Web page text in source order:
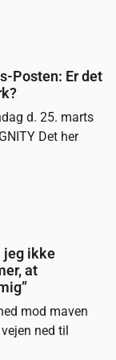
Posten: Er det
d. 25. marts
Det her
jeg ikke
at
mod maven
ned til